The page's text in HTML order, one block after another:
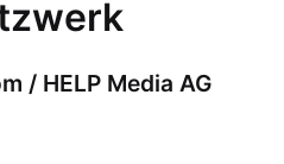
/ HELP Media AG